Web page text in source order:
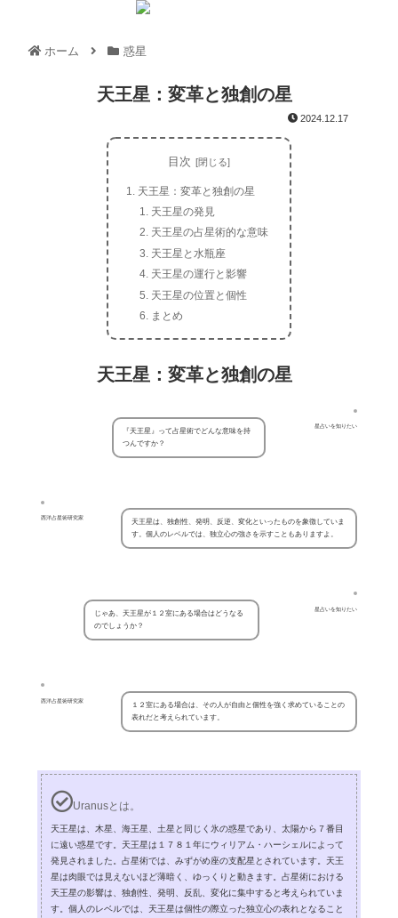
ホーム 惑星
天王星：変革と独創の星
2024.12.17
目次
天王星：変革と独創の星
天王星の発見
天王星の占星術的な意味
天王星と水瓶座
天王星の運行と影響
天王星の位置と個性
まとめ
天王星：変革と独創の星
星占いを知りたい
『天王星』って占星術でどんな意味を持
つんですか？
西洋占星術研究家
天王星は、独創性、発明、反逆、変化といったものを象徴していま
す。個人のレベルでは、独立心の強さを示すこともありますよ。
星占いを知りたい
じゃあ、天王星が１２室にある場合はどうなる
のでしょうか？
西洋占星術研究家
１２室にある場合は、その人が自由と個性を強く求めていることの
表れだと考えられています。
Uranusとは。
天王星は、木星、海王星、土星と同じく氷の惑星であり、太陽から７番目
に遠い惑星です。天王星は１７８１年にウィリアム・ハーシェルによって
発見されました。占星術では、みずがめ座の支配星とされています。天王
星は肉眼では見えないほど薄暗く、ゆっくりと動きます。占星術における
天王星の影響は、独創性、発明、反乱、変化に集中すると考えられていま
す。個人のレベルでは、天王星は個性の際立った独立心の表れとなること